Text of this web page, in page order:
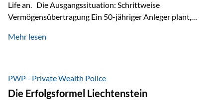
Life an. Die Ausgangssituation: Schrittweise
Vermögensübertragung Ein 50-jähriger Anleger plant,
der steuerliche Freibetrag optimal genutzt werden, sondern
strukturierte, langfristige Vermögensübertragung, ohne die
Kontrolle vollständig aus der Hand zu geben. Die Lösung:
Abschmelzung mit Vetorecht Die Umsetzung erfolgt über die
Mehr lesen
PWP - Private Wealth Police
Die Erfolgsformel Liechtenstein